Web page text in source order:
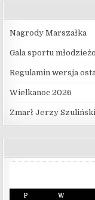
Nagrody Marszałka
Gala sportu
Regulamin wersja
Wielkanoc 2026
Zmarł Jerzy Szuliński
P W